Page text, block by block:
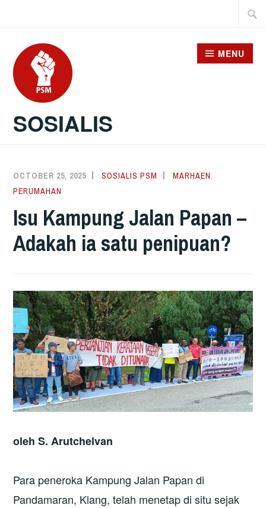
content
SOSIALIS
MENU
OCTOBER 25, 2025 SOSIALIS PSM MARHAEN
PERUMAHAN
Isu Kampung Jalan Papan –
Adakah ia satu penipuan?
oleh S. Arutchelvan
Para peneroka Kampung Jalan Papan di
Pandamaran, Klang, telah menetap di situ sejak